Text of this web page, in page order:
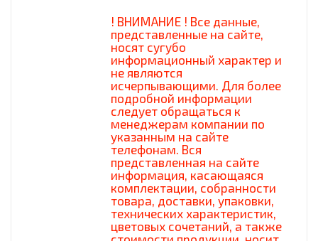
! ВНИМАНИЕ ! Все данные,
представленные на сайте,
носят сугубо
информационный характер и
не являются
исчерпывающими. Для более
подробной информации
следует обращаться к
менеджерам компании по
указанным на сайте
телефонам. Вся
представленная на сайте
информация, касающаяся
комплектации, собранности
товара, доставки, упаковки,
технических характеристик,
цветовых сочетаний, а также